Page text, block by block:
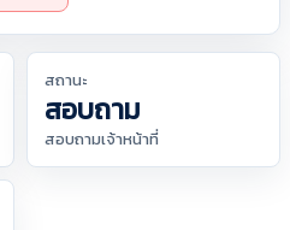
สถานะ
สอบถาม
สอบถามเจ้าหน้าที่